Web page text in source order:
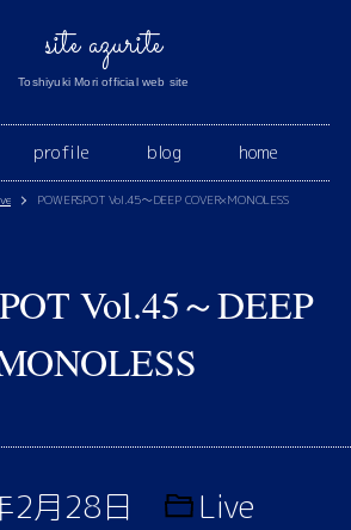
site azurite
Toshiyuki Mori official web site
profile blog home
POWERSPOT Vol.45～DEEP COVER×MONOLESS
Vol.45～DEEP
2月28日 Live